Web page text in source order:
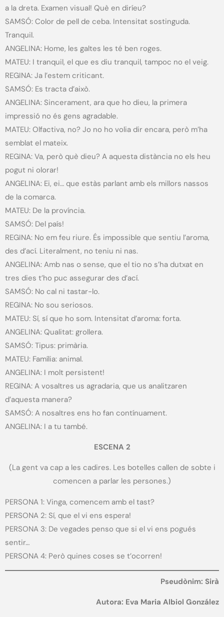
a la dreta. Examen visual! Què en diríeu?
SAMSÓ: Color de pell de ceba. Intensitat sostinguda.
Tranquil.
ANGELINA: Home, les galtes les té ben roges.
MATEU: I tranquil, el que es diu tranquil, tampoc no el veig.
REGINA: Ja l’estem criticant.
SAMSÓ: Es tracta d’això.
ANGELINA: Sincerament, ara que ho dieu, la primera
impressió no és gens agradable.
MATEU: Olfactiva, no? Jo no ho volia dir encara, però m’ha
semblat el mateix.
REGINA: Va, però què dieu? A aquesta distància no els heu
pogut ni olorar!
ANGELINA: Ei, ei… que estàs parlant amb els millors nassos
de la comarca.
MATEU: De la província.
SAMSÓ: Del país!
REGINA: No em feu riure. És impossible que sentiu l’aroma,
des d’ací. Literalment, no teniu ni nas.
ANGELINA: Amb nas o sense, que el tio no s’ha dutxat en
tres dies t’ho puc assegurar des d’ací.
SAMSÓ: No cal ni tastar-lo.
REGINA: No sou seriosos.
MATEU: Sí, sí que ho som. Intensitat d’aroma: forta.
ANGELINA: Qualitat: grollera.
SAMSÓ: Tipus: primària.
MATEU: Família: animal.
ANGELINA: I molt persistent!
REGINA: A vosaltres us agradaria, que us analitzaren
d’aquesta manera?
SAMSÓ: A nosaltres ens ho fan contínuament.
ANGELINA: I a tu també.
ESCENA 2
(La gent va cap a les cadires. Les botelles callen de sobte i
comencen a parlar les persones.)
PERSONA 1: Vinga, comencem amb el tast?
PERSONA 2: Sí, que el vi ens espera!
PERSONA 3: De vegades penso que si el vi ens pogués
sentir…
PERSONA 4: Però quines coses se t’ocorren!
Pseudònim: Sirà
Autora: Eva Maria Albiol González